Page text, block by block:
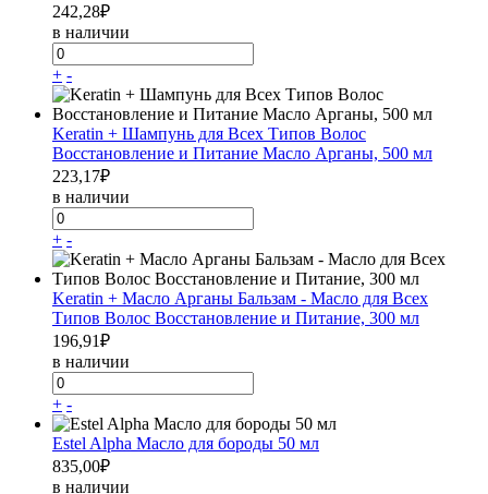
242,28₽
в наличии
+ -
Keratin + Шампунь для Всех Типов Волос
Восстановление и Питание Масло Арганы, 500 мл
223,17₽
в наличии
+ -
Keratin + Масло Арганы Бальзам - Масло для Всех
Типов Волос Восстановление и Питание, 300 мл
196,91₽
в наличии
+ -
Estel Alpha Масло для бороды 50 мл
835,00₽
в наличии